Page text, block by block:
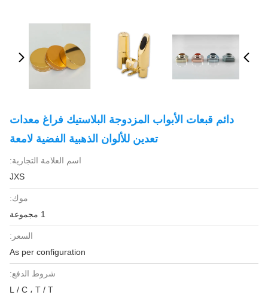
دائم قبعات الأبواب المزدوجة البلاستيك فراغ معدات
تعدين للألوان الذهبية الفضية لامعة
اسم العلامة التجارية:
JXS
موك:
السعر:
As per configuration
شروط الدفع:
L / C ، T / T